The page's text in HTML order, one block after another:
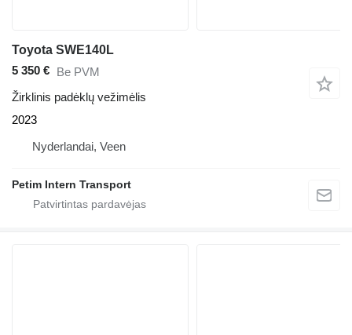
Toyota SWE140L
5 350 € Be PVM
Žirklinis padėklų vežimėlis
2023
Nyderlandai, Veen
Petim Intern Transport